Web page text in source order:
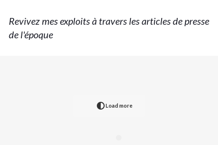
Revivez mes exploits à travers les articles de presse
de l'époque
Load more